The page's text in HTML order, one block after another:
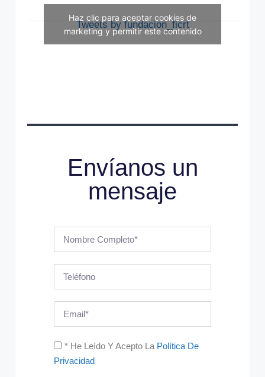
Tweets by fundacion_ficrt
Haz clic para aceptar cookies de
marketing y permitir este contenido
Envíanos un
mensaje
* He Leído Y Acepto La Política De
Privacidad